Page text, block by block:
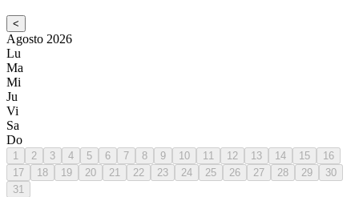
<
Agosto 2026
Lu
Ma
Mi
Ju
Vi
Sa
Do
1 2 3 4 5 6 7 8 9 10 11 12 13 14 15
16
17
18 19 20 21 22 23 24 25 26 27 28 29
30
31